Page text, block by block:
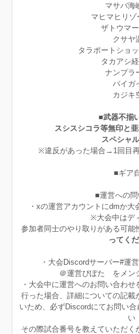
マサバ海
マヒマヒリゾ
ザトウマ
クサヤ
タラポートショ
タカアシ
ナンプラ
バイガ
カジキ
■武器不揃
スシスシコラ等無印と
スペシャ
※違反があった場合→1回目
■ギア
■運営への
・xの運営アカウントにdmか
※大会中はデ
参加者同士のやり取りがある可能
ってく
・大会Discordサーバー#運
＠運営ぴぽた をメン
・大会中に運営へのお問い合わ
行った場合、詳細についての記
いため、必ずDiscordにてお問い
い
その際試合番号を教えていただく